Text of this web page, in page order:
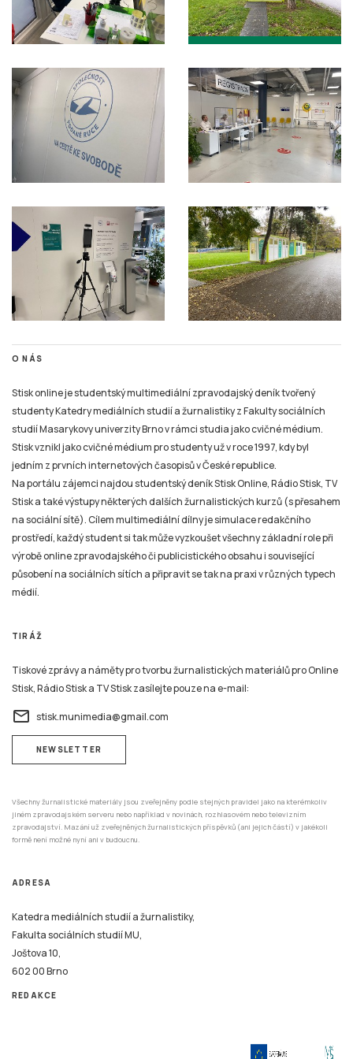
O NÁS
Stisk online je studentský multimediální zpravodajský deník tvořený
studenty Katedry mediálních studií a žurnalistiky z Fakulty sociálních
studií Masarykovy univerzity Brno v rámci studia jako cvičné médium.
Stisk vznikl jako cvičné médium pro studenty už v roce 1997, kdy byl
jedním z prvních internetových časopisů v České republice.
Na portálu zájemci najdou studentský deník Stisk Online, Rádio Stisk, TV
Stisk a také výstupy některých dalších žurnalistických kurzů (s přesahem
na sociální sítě). Cílem multimediální dílny je simulace redakčního
prostředí, každý student si tak může vyzkoušet všechny základní role při
výrobě online zpravodajského či publicistického obsahu i související
působení na sociálních sítích a připravit se tak na praxi v různých typech
médií.
TIRÁŽ
Tiskové zprávy a náměty pro tvorbu žurnalistických materiálů pro Online
Stisk, Rádio Stisk a TV Stisk zasílejte pouze na e-mail:
email stisk.munimedia@gmail.com
NEWSLETTER
Všechny žurnalistické materiály jsou zveřejněny podle stejných pravidel jako na kterémkoliv
jiném zpravodajském serveru nebo například v novinách, rozhlasovém nebo televizním
zpravodajství. Mazání už zveřejněných žurnalistických příspěvků (ani jejich částí) v jakékoli
formě není možné nyní ani v budoucnu.
ADRESA
Katedra mediálních studií a žurnalistiky,
Fakulta sociálních studií MU,
Joštova 10,
602 00 Brno
REDAKCE